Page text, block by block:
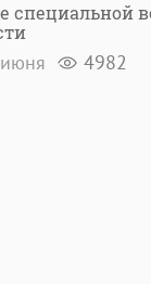
специальной
4982